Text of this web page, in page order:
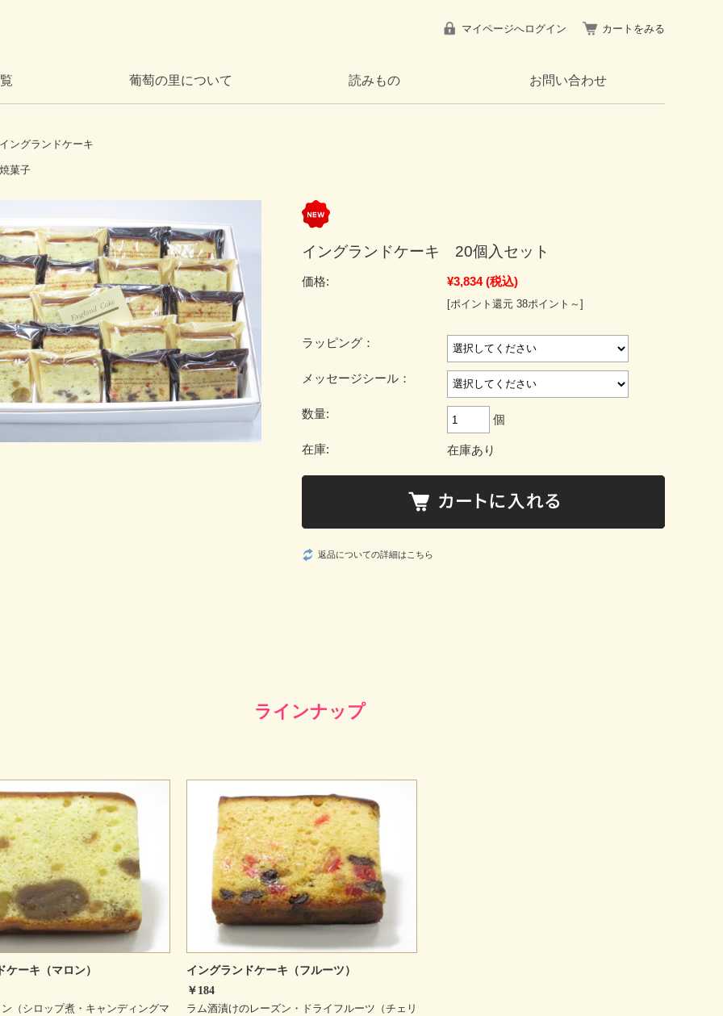
マイページへログイン カートをみる
葡萄の里について 読みもの お問い合わせ
イングランドケーキ
焼菓子
イングランドケーキ 20個入セット
価格: ¥3,834 (税込)
[ポイント還元 38ポイント～]
ラッピング：
メッセージシール：
数量: 個
在庫: 在庫あり
返品についての詳細はこちら
ラインナップ
ケーキ（マロン）
（シロップ煮・キャンディングマ
イングランドケーキ（フルーツ）
￥184
ラム酒漬けのレーズン・ドライフルーツ（チェリ